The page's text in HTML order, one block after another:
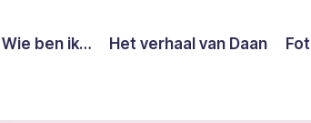
Wie ben ik… Het verhaal van Daan